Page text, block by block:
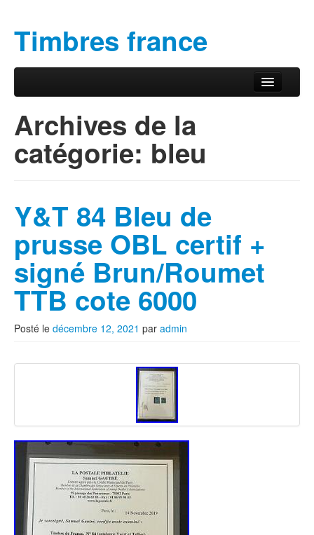
Timbres france
Menu principal
Archives de la
catégorie: bleu
Y&T 84 Bleu de
prusse OBL certif +
signé Brun/Roumet
TTB cote 6000
Posté le décembre 12, 2021 par admin